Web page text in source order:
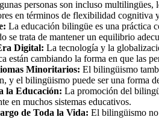
personas son incluso multilingües,
en términos de flexibilidad cognitiva
La educación bilingüe es una práctica
se trata de mantener un equilibrio
Digital: La tecnología y la
están cambiando la forma en que las
Minoritarios: El bilingüismo
y el bilingüismo puede ser una forma
la Educación: La promoción del
en muchos sistemas educativos.
de Toda la Vida: El bilingüismo no